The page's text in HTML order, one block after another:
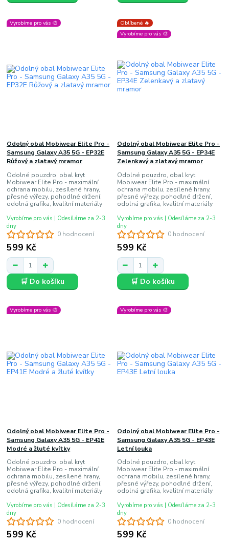
Vyrobíme pro vás 🎨
0 hodnocení
Odolný obal Mobiwear Elite Pro -
Samsung Galaxy A35 5G - EP32E
Růžový a zlatavý mramor
Odolné pouzdro, obal kryt
Mobiwear Elite Pro - maximální
ochrana mobilu, zesílené hrany,
přesné výřezy, pohodlné držení,
odolná grafika, kvalitní materiály
599 Kč
Vyrobíme pro vás | Odesíláme za 2-3
dny
🛒 Do košíku
Oblíbené 🔥
Vyrobíme pro vás 🎨
0 hodnocení
Odolný obal Mobiwear Elite Pro -
Samsung Galaxy A35 5G - EP34E
Zelenkavý a zlatavý mramor
Odolné pouzdro, obal kryt
Mobiwear Elite Pro - maximální
ochrana mobilu, zesílené hrany,
přesné výřezy, pohodlné držení,
odolná grafika, kvalitní materiály
599 Kč
Vyrobíme pro vás | Odesíláme za 2-3
dny
🛒 Do košíku
Vyrobíme pro vás 🎨
0 hodnocení
Odolný obal Mobiwear Elite Pro -
Samsung Galaxy A35 5G - EP41E
Modré a žluté kvítky
Odolné pouzdro, obal kryt
Mobiwear Elite Pro - maximální
ochrana mobilu, zesílené hrany,
přesné výřezy, pohodlné držení,
odolná grafika, kvalitní materiály
599 Kč
Vyrobíme pro vás | Odesíláme za 2-3
dny
Vyrobíme pro vás 🎨
0 hodnocení
Odolný obal Mobiwear Elite Pro -
Samsung Galaxy A35 5G - EP43E
Letní louka
Odolné pouzdro, obal kryt
Mobiwear Elite Pro - maximální
ochrana mobilu, zesílené hrany,
přesné výřezy, pohodlné držení,
odolná grafika, kvalitní materiály
599 Kč
Vyrobíme pro vás | Odesíláme za 2-3
dny